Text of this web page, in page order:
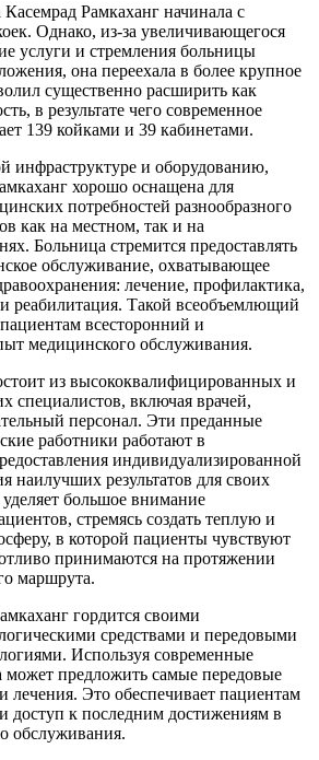
Рамкаханг начинала с
Однако, из-за увеличивающегося
услуги и стремления больницы
она переехала в более крупное
существенно расширить как
в результате чего современное
139 койками и 39 кабинетами.
инфраструктуре и оборудованию,
хорошо оснащена для
потребностей разнообразного
как на местном, так и на
Больница стремится предоставлять
обслуживание, охватывающее
лечение, профилактика,
реабилитация. Такой всеобъемлющий
всесторонний и
медицинского обслуживания.
из высококвалифицированных и
специалистов, включая врачей,
персонал. Эти преданные
работники работают в
индивидуализированной
наилучших результатов для своих
большое внимание
стремясь создать теплую и
в которой пациенты чувствуют
принимаются на протяжении
маршрута.
гордится своими
средствами и передовыми
Используя современные
предложить самые передовые
лечения. Это обеспечивает пациентам
доступ к последним достижениям в
обслуживания.